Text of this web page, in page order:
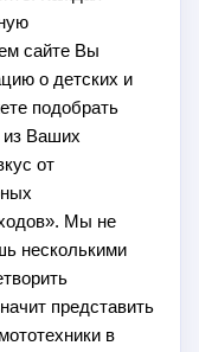
сайте Вы
о детских и
подобрать
из Ваших
от
Мы не
несколькими
представить
в